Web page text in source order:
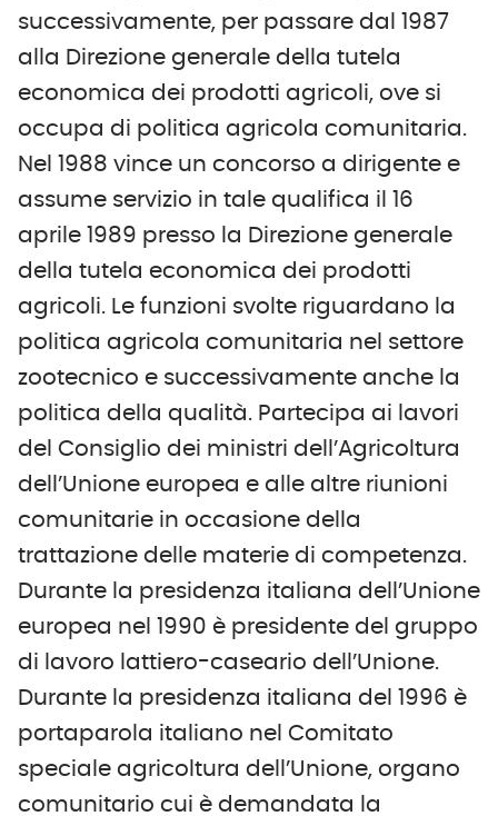
successivamente, per passare dal 1987
alla Direzione generale della tutela
economica dei prodotti agricoli, ove si
occupa di politica agricola comunitaria.
Nel 1988 vince un concorso a dirigente e
assume servizio in tale qualifica il 16
aprile 1989 presso la Direzione generale
della tutela economica dei prodotti
agricoli. Le funzioni svolte riguardano la
politica agricola comunitaria nel settore
zootecnico e successivamente anche la
politica della qualità. Partecipa ai lavori
del Consiglio dei ministri dell’Agricoltura
dell’Unione europea e alle altre riunioni
comunitarie in occasione della
trattazione delle materie di competenza.
Durante la presidenza italiana dell’Unione
europea nel 1990 è presidente del gruppo
di lavoro lattiero-caseario dell’Unione.
Durante la presidenza italiana del 1996 è
portaparola italiano nel Comitato
speciale agricoltura dell’Unione, organo
comunitario cui è demandata la